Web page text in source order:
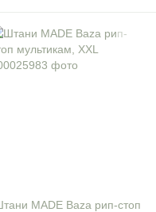
MADE Baza рип-стоп